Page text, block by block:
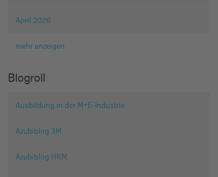
April 2026
mehr anzeigen
Blogroll
Ausbildung in der M+E-Industrie
Azubiblog 3M
Azubiblog HKM